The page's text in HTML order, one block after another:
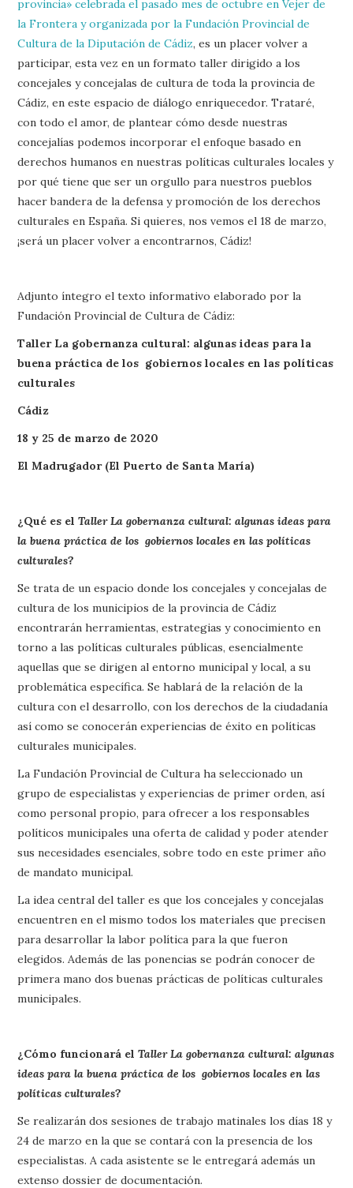
provincia» celebrada el pasado mes de octubre en Vejer de
la Frontera y organizada por la Fundación Provincial de
Cultura de la Diputación de Cádiz, es un placer volver a
participar, esta vez en un formato taller dirigido a los
concejales y concejalas de cultura de toda la provincia de
Cádiz, en este espacio de diálogo enriquecedor. Trataré,
con todo el amor, de plantear cómo desde nuestras
concejalías podemos incorporar el enfoque basado en
derechos humanos en nuestras políticas culturales locales y
por qué tiene que ser un orgullo para nuestros pueblos
hacer bandera de la defensa y promoción de los derechos
culturales en España. Si quieres, nos vemos el 18 de marzo,
¡será un placer volver a encontrarnos, Cádiz!
Adjunto íntegro el texto informativo elaborado por la
Fundación Provincial de Cultura de Cádiz:
Taller La gobernanza cultural: algunas ideas para la
buena práctica de los gobiernos locales en las políticas
culturales
Cádiz
18 y 25 de marzo de 2020
El Madrugador (El Puerto de Santa María)
¿Qué es elTaller La gobernanza cultural: algunas ideas para
la buena práctica de los gobiernos locales en las políticas
culturales?
Se trata de un espacio donde los concejales y concejalas de
cultura de los municipios de la provincia de Cádiz
encontrarán herramientas, estrategias y conocimiento en
torno a las políticas culturales públicas, esencialmente
aquellas que se dirigen al entorno municipal y local, a su
problemática específica. Se hablará de la relación de la
cultura con el desarrollo, con los derechos de la ciudadanía
así como se conocerán experiencias de éxito en políticas
culturales municipales.
La Fundación Provincial de Cultura ha seleccionado un
grupo de especialistas y experiencias de primer orden, así
como personal propio, para ofrecer a los responsables
políticos municipales una oferta de calidad y poder atender
sus necesidades esenciales, sobre todo en este primer año
de mandato municipal.
La idea central del taller es que los concejales y concejalas
encuentren en el mismo todos los materiales que precisen
para desarrollar la labor política para la que fueron
elegidos. Además de las ponencias se podrán conocer de
primera mano dos buenas prácticas de políticas culturales
municipales.
¿Cómo funcionará el Taller La gobernanza cultural: algunas
ideas para la buena práctica de los gobiernos locales en las
políticas culturales?
Se realizarán dos sesiones de trabajo matinales los días 18 y
24 de marzo en la que se contará con la presencia de los
especialistas. A cada asistente se le entregará además un
extenso dossier de documentación.